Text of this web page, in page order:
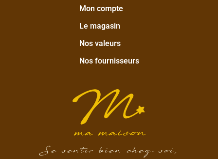
Mon compte
Le magasin
Nos valeurs
Nos fournisseurs
Se sentir bien chez-soi,